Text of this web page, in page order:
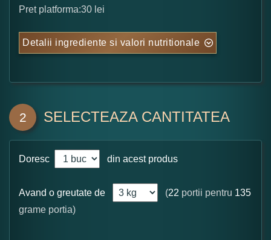
Pret platforma:30 lei
Detalii ingrediente si valori nutritionale
2 SELECTEAZA CANTITATEA
Doresc din acest produs
Avand o greutate de (22 portii pentru 135
grame portia)